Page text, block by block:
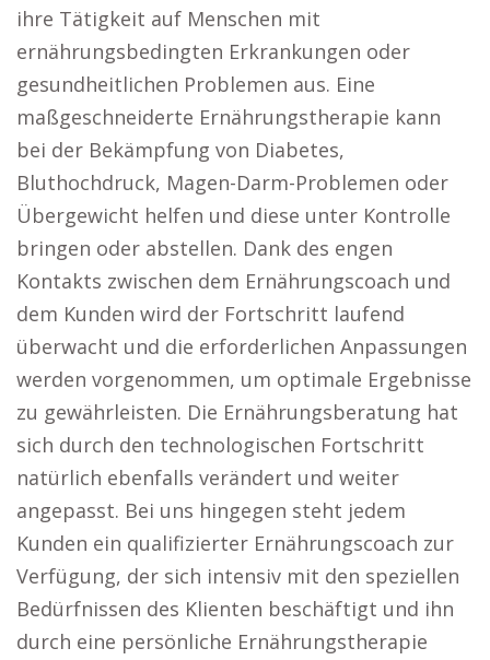
ihre Tätigkeit auf Menschen mit
ernährungsbedingten Erkrankungen oder
gesundheitlichen Problemen aus. Eine
maßgeschneiderte Ernährungstherapie kann
bei der Bekämpfung von Diabetes,
Bluthochdruck, Magen-Darm-Problemen oder
Übergewicht helfen und diese unter Kontrolle
bringen oder abstellen. Dank des engen
Kontakts zwischen dem Ernährungscoach und
dem Kunden wird der Fortschritt laufend
überwacht und die erforderlichen Anpassungen
werden vorgenommen, um optimale Ergebnisse
zu gewährleisten. Die Ernährungsberatung hat
sich durch den technologischen Fortschritt
natürlich ebenfalls verändert und weiter
angepasst. Bei uns hingegen steht jedem
Kunden ein qualifizierter Ernährungscoach zur
Verfügung, der sich intensiv mit den speziellen
Bedürfnissen des Klienten beschäftigt und ihn
durch eine persönliche Ernährungstherapie